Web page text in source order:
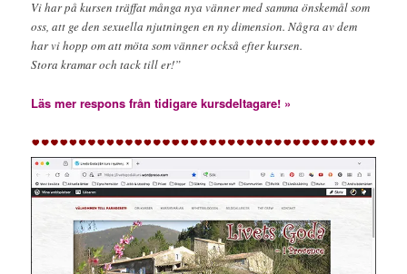
Vi har på kursen träffat många nya vänner med samma önskemål som
oss, att ge den sexuella njutningen en ny dimension. Några av dem
har vi hopp om att möta som vänner också efter kursen.
Stora kramar och tack till er!”
Läs mer respons från tidigare kursdeltagare! »